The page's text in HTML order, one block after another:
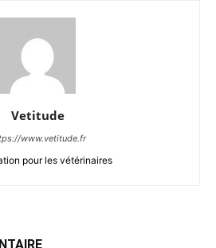
Vetitude
www.vetitude.fr
pour les vétérinaires